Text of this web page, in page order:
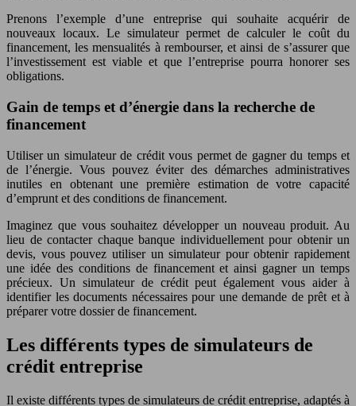
Prenons l’exemple d’une entreprise qui souhaite acquérir de
nouveaux locaux. Le simulateur permet de calculer le coût du
financement, les mensualités à rembourser, et ainsi de s’assurer que
l’investissement est viable et que l’entreprise pourra honorer ses
obligations.
Gain de temps et d’énergie dans la recherche de
financement
Utiliser un simulateur de crédit vous permet de gagner du temps et
de l’énergie. Vous pouvez éviter des démarches administratives
inutiles en obtenant une première estimation de votre capacité
d’emprunt et des conditions de financement.
Imaginez que vous souhaitez développer un nouveau produit. Au
lieu de contacter chaque banque individuellement pour obtenir un
devis, vous pouvez utiliser un simulateur pour obtenir rapidement
une idée des conditions de financement et ainsi gagner un temps
précieux. Un simulateur de crédit peut également vous aider à
identifier les documents nécessaires pour une demande de prêt et à
préparer votre dossier de financement.
Les différents types de simulateurs de
crédit entreprise
Il existe différents types de simulateurs de crédit entreprise, adaptés à